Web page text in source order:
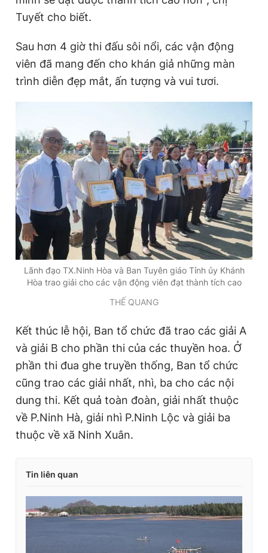
Tuyết cho biết.
Sau hơn 4 giờ thi đấu sôi nổi, các vận động
viên đã mang đến cho khán giả những màn
trình diễn đẹp mắt, ấn tượng và vui tươi.
Lãnh đạo TX.Ninh Hòa và Ban Tuyên giáo Tỉnh ủy Khánh
Hòa trao giải cho các vận động viên đạt thành tích cao
THẾ QUANG
Kết thúc lễ hội, Ban tổ chức đã trao các giải A
và giải B cho phần thi của các thuyền hoa. Ở
phần thi đua ghe truyền thống, Ban tổ chức
cũng trao các giải nhất, nhì, ba cho các nội
dung thi. Kết quả toàn đoàn, giải nhất thuộc
về P.Ninh Hà, giải nhì P.Ninh Lộc và giải ba
thuộc về xã Ninh Xuân.
Tin liên quan